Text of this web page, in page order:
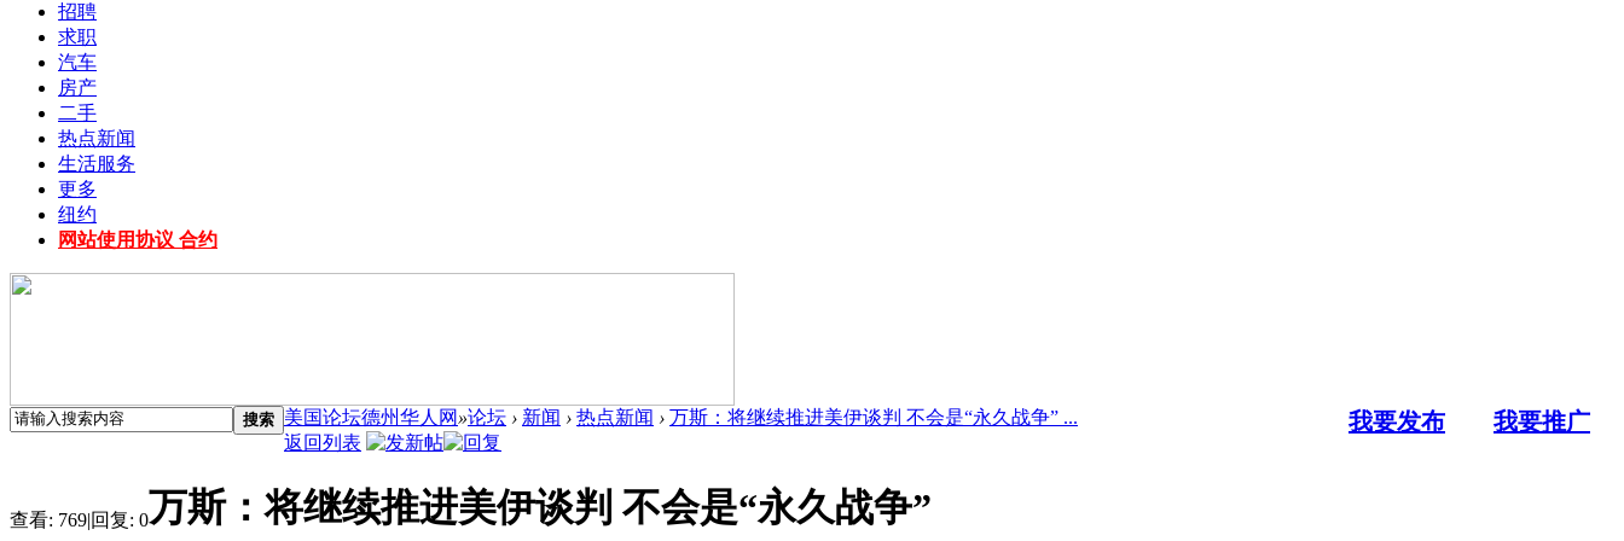
招聘
求职
汽车
房产
二手
热点新闻
生活服务
更多
纽约
网站使用协议 合约
搜索 我要发布 我要推广
美国论坛德州华人网 »论坛 › 新闻 › 热点新闻 › 万斯：将继续推进美伊谈判 不会是“永久战争” ...
返回列表
查看: 769|回复: 0万斯：将继续推进美伊谈判 不会是“永久战争”